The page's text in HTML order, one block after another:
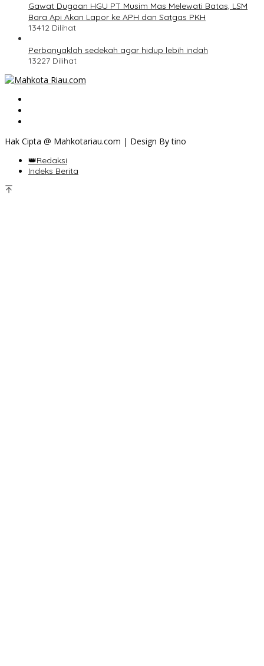
Gawat Dugaan HGU PT Musim Mas Melewati Batas, LSM
Bara Api Akan Lapor ke APH dan Satgas PKH
13412 Dilihat
Perbanyaklah sedekah agar hidup lebih indah
13227 Dilihat
Hak Cipta @ Mahkotariau.com | Design By tino
👑Redaksi
Indeks Berita